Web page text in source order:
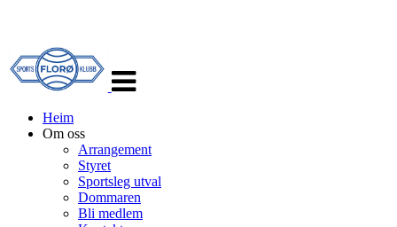
navigasjon
Heim
Om oss
Arrangement
Styret
Sportsleg utval
Dommaren
Bli medlem